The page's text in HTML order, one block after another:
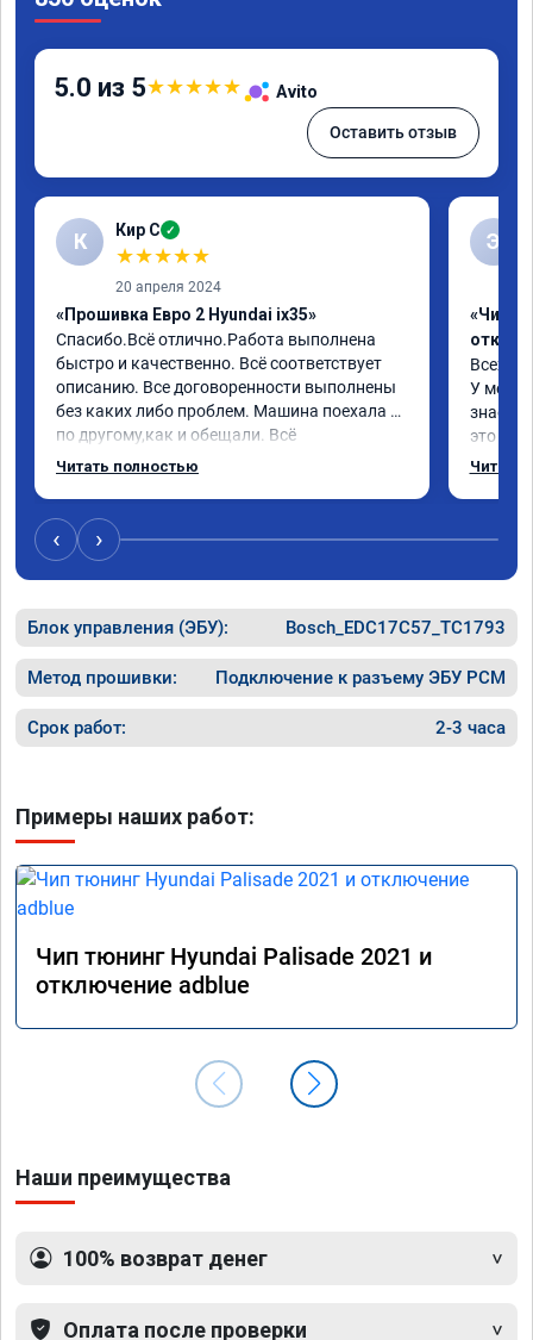
5.0 из 5★★★★★ Avito
Оставить отзыв
К Кир С ✓
★★★★★
20 апреля 2024
«Прошивка Евро 2 Hyundai ix35»
Спасибо.Всё отлично.Работа выполнена
быстро и качественно. Всё соответствует
описанию. Все договоренности выполнены
без каких либо проблем. Машина поехала
по другому,как и обещали. Всё
понравилось. Рекомендую данную
Читать полностью
Э
«Чип
Всех
У меня
знает
это
газов,
как
Машина
ничего
сразу.
В
пути!
Читать
‹ ›
Блок управления (ЭБУ): Bosch_EDC17C57_TC1793
Метод прошивки: Подключение к разъему ЭБУ PCM
Срок работ: 2-3 часа
Примеры наших работ:
Чип тюнинг Hyundai Palisade 2021 и
отключение adblue
Наши преимущества
100% возврат денег
Оплата после проверки